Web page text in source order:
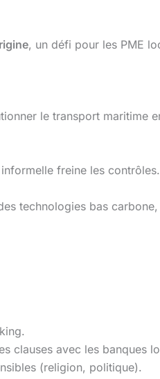
, un défi pour les PME
le transport maritime
freine les contrôles.
technologies bas carbone,
clauses avec les banques
(religion, politique).